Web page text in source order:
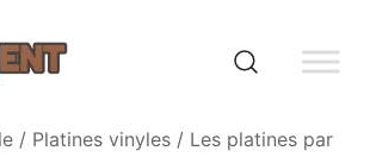
/ Platines vinyles / Les platines par